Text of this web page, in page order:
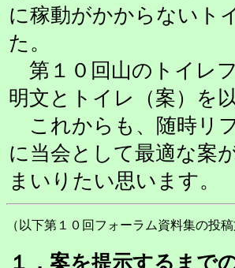
に稼動がかからないト
た。
第１０回山のトイレ
明文とトイレ（案）を
これからも、随時リ
に当会として最適な案
まいりたい思います。
（以下第１０回フォーラム資料集の投稿
１．案を提示するまで